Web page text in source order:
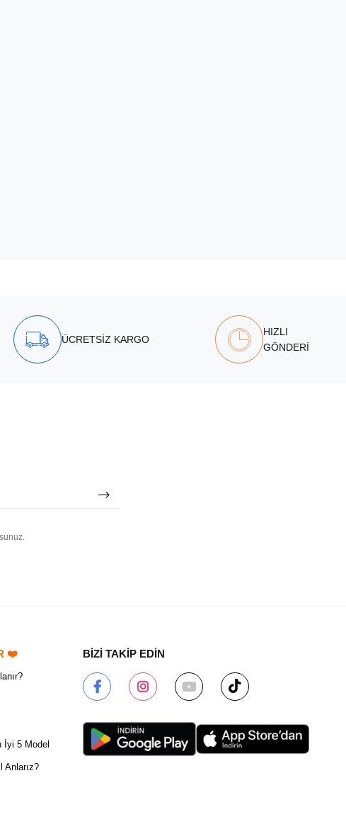
ÜCRETSİZ KARGO
HIZLI
GÖNDERİ
❤️
İyi 5 Model
Anlarız?
BİZİ TAKİP EDİN